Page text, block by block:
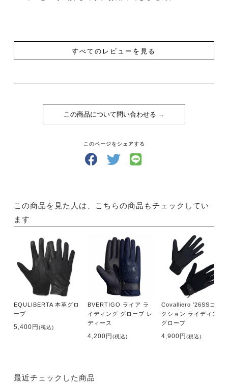
すべてのレビューを見る
この商品について問い合わせる
このページをシェアする
この商品を見た人は、こちらの商品もチェックしてい
ます
EQULIBERTA 本革グロ
ーブ
5,400円 (税込)
BVERTIGO ライア ラ
イディング グローブ レ
ディース
4,200円 (税込)
Covalliero ’26SSコレ
クション ライディング
グローブ
4,900円 (税込)
最近チェックした商品